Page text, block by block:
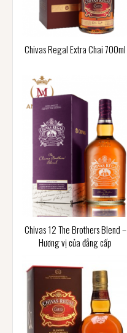
Chivas Regal Extra Chai 700ml
Chivas 12 The Brothers Blend –
Hương vị của đẳng cấp